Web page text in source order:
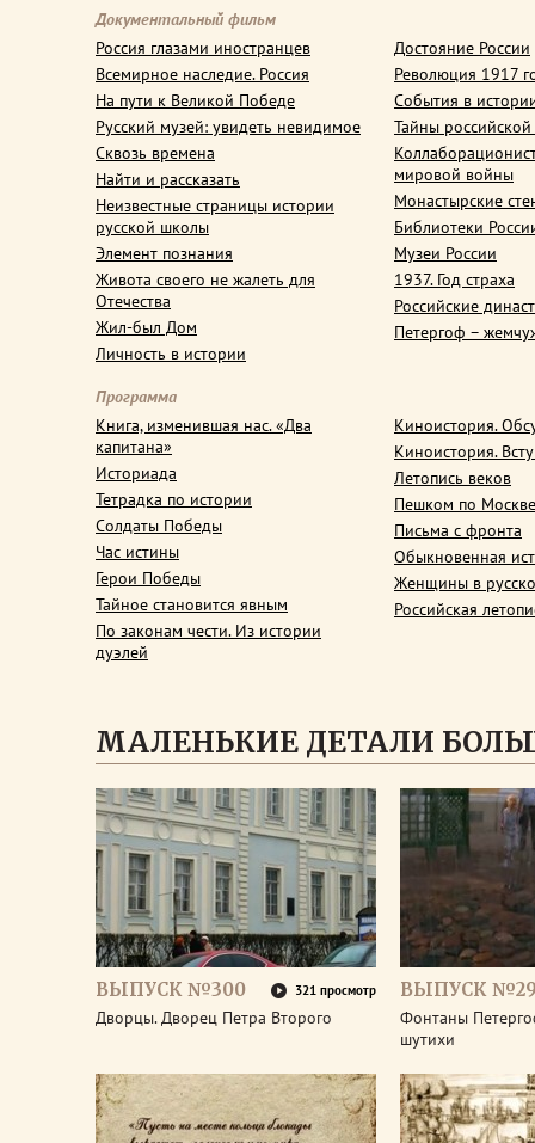
Документальный фильм
Россия глазами иностранцев
Всемирное наследие. Россия
На пути к Великой Победе
Русский музей: увидеть невидимое
Сквозь времена
Найти и рассказать
Неизвестные страницы истории
русской школы
Элемент познания
Живота своего не жалеть для
Отечества
Жил-был Дом
Личность в истории
Достояние России
Революция 1917
События в
Тайны
мировой войны
Монастырские
Библиотеки
Музеи России
1937. Год страха
Российские
Петергоф –
Программа
Книга, изменившая нас. «Два
капитана»
Историада
Тетрадка по истории
Солдаты Победы
Час истины
Герои Победы
Тайное становится явным
По законам чести. Из истории
дуэлей
Киноистория.
Киноистория.
Летопись веков
Пешком по Москве
Письма с фронта
Обыкновенная
Женщины в
Российская
МАЛЕНЬКИЕ ДЕТАЛИ
ВЫПУСК №300 321 просмотр
Дворцы. Дворец Петра Второго
ВЫПУСК
Фонтаны
шутихи